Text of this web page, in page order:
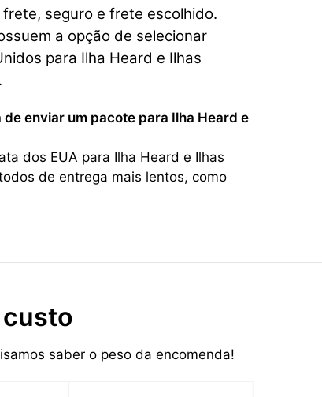
seguro e frete escolhido.
a opção de selecionar
para Ilha Heard e Ilhas
de enviar um pacote para Ilha Heard e
dos EUA para Ilha Heard e Ilhas
de entrega mais lentos, como
saber o peso da encomenda!